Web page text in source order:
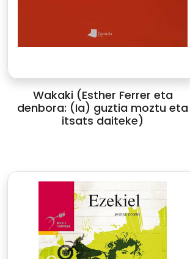
Wakaki (Esther Ferrer eta
denbora: (Ia) guztia moztu eta
itsats daiteke)